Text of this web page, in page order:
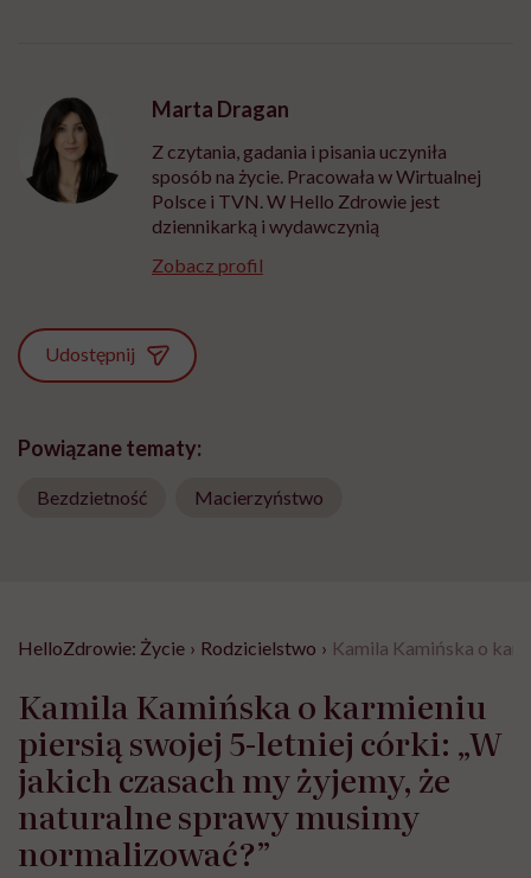
Marta Dragan
Z czytania, gadania i pisania uczyniła
sposób na życie. Pracowała w Wirtualnej
Polsce i TVN. W Hello Zdrowie jest
dziennikarką i wydawczynią
Zobacz profil
Udostępnij
Powiązane tematy:
Bezdzietność Macierzyństwo
HelloZdrowie: Życie › Rodzicielstwo › Kamila Kamińska o
Kamila Kamińska o karmieniu
piersią swojej 5-letniej córki: „W
jakich czasach my żyjemy, że
naturalne sprawy musimy
normalizować?”